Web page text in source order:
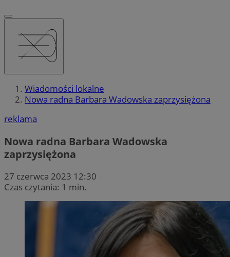
Wiadomości lokalne
Nowa radna Barbara Wadowska zaprzysiężona
reklama
Nowa radna Barbara Wadowska
zaprzysiężona
27 czerwca 2023 12:30
Czas czytania: 1 min.